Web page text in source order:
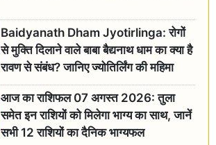
Baidyanath Dham Jyotirlinga: रोगों
से मुक्ति दिलाने वाले बाबा बैद्यनाथ धाम का क्या है
रावण से संबंध? जानिए ज्योतिर्लिंग की महिमा
आज का राशिफल 07 अगस्त 2026: तुला
समेत इन राशियों को मिलेगा भाग्य का साथ, जानें
सभी 12 राशियों का दैनिक भाग्यफल